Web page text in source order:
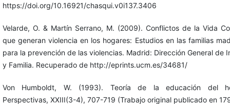
https://doi.org/10.16921/chasqui.v0i137.3406
Velarde, O. & Martín Serrano, M. (2009). Conflictos de la Vida
que generan violencia en los hogares: Estudios en las familias
para la prevención de las violencias. Madrid: Dirección General de
y Familia. Recuperado de http://eprints.ucm.es/34681/
Von Humboldt, W. (1993). Teoría de la educación del
Perspectivas, XXIII(3-4), 707-719 (Trabajo original publicado en